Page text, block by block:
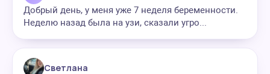
Добрый день, у меня уже 7 неделя беременности.
Неделю назад была на узи, сказали угро...
Светлана